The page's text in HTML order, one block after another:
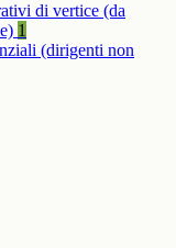
di vertice (da
1
(dirigenti non